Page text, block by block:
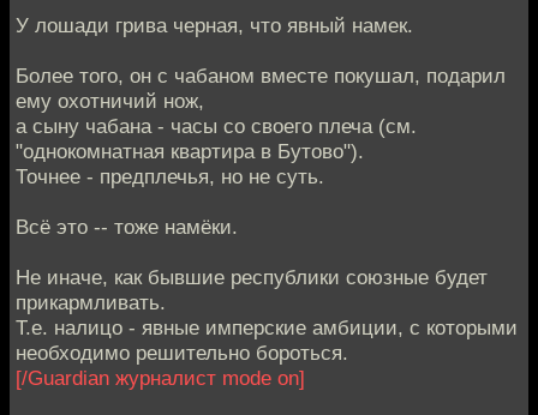
У лошади грива черная, что явный намек.
Более того, он с чабаном вместе покушал, подарил
ему охотничий нож,
а сыну чабана - часы со своего плеча (см.
"однокомнатная квартира в Бутово").
Точнее - предплечья, но не суть.
Всё это -- тоже намёки.
Не иначе, как бывшие республики союзные будет
прикармливать.
Т.е. налицо - явные имперские амбиции, с которыми
необходимо решительно бороться.
[/Guardian журналист mode on]